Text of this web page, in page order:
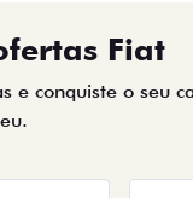
Fiat
e conquiste o seu